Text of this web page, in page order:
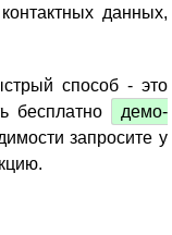
данных,
способ - это
бесплатно
демо-
запросите у